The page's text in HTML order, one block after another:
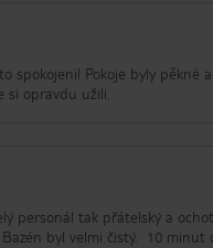
spokojeni! Pokoje byly pěkné
si opravdu užili.
personál tak přátelský a
byl velmi čistý. 10 minut